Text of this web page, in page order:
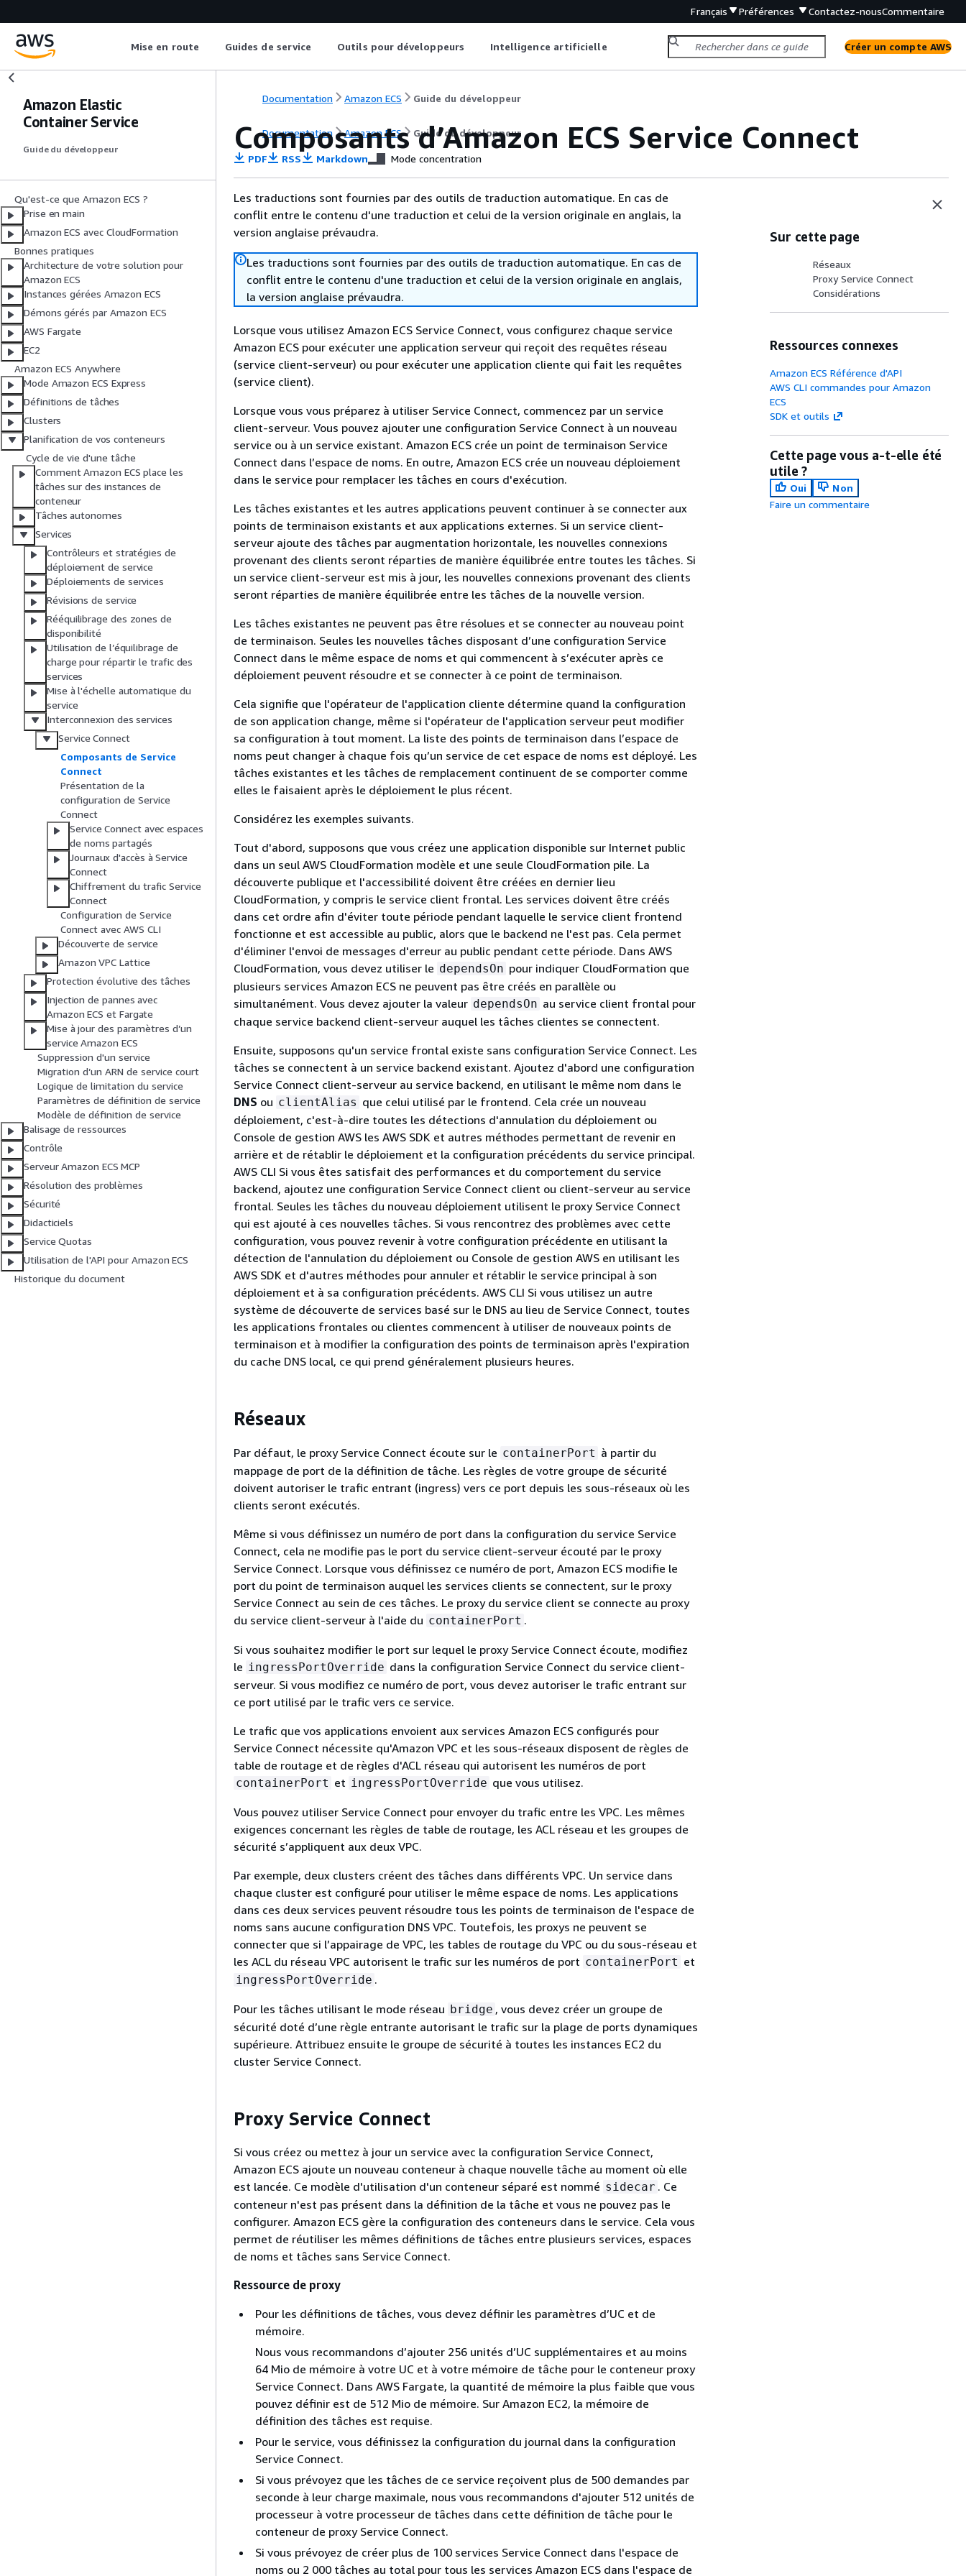
Français Préférences Contactez-nousCommentaire
Mise en route Guides de service Outils pour développeurs Intelligence artificielle Créer un compte AWS
Amazon Elastic
Container Service
Guide du développeur
Qu'est-ce que Amazon ECS ?
Prise en main
Amazon ECS avec CloudFormation
Bonnes pratiques
Architecture de votre solution pour
Amazon ECS
Instances gérées Amazon ECS
Démons gérés par Amazon ECS
AWS Fargate
EC2
Amazon ECS Anywhere
Mode Amazon ECS Express
Définitions de tâches
Clusters
Planification de vos conteneurs
Cycle de vie d'une tâche
Comment Amazon ECS place les
tâches sur des instances de
conteneur
Tâches autonomes
Services
Contrôleurs et stratégies de
déploiement de service
Déploiements de services
Révisions de service
Rééquilibrage des zones de
disponibilité
Utilisation de l’équilibrage de
charge pour répartir le trafic des
services
Mise à l'échelle automatique du
service
Interconnexion des services
Service Connect
Composants de Service
Connect
Présentation de la
configuration de Service
Connect
Service Connect avec espaces
de noms partagés
Journaux d'accès à Service
Connect
Chiffrement du trafic Service
Connect
Configuration de Service
Connect avec AWS CLI
Découverte de service
Amazon VPC Lattice
Protection évolutive des tâches
Injection de pannes avec
Amazon ECS et Fargate
Mise à jour des paramètres d’un
service Amazon ECS
Suppression d'un service
Migration d’un ARN de service court
Logique de limitation du service
Paramètres de définition de service
Modèle de définition de service
Balisage de ressources
Contrôle
Serveur Amazon ECS MCP
Résolution des problèmes
Sécurité
Didacticiels
Service Quotas
Utilisation de l'API pour Amazon ECS
Historique du document
Documentation Amazon ECS Guide du développeur
Documentation Amazon ECS Guide du développeur
Composants d’Amazon ECS Service Connect
PDF RSS Markdown Mode concentration
Les traductions sont fournies par des outils de traduction automatique. En cas de
conflit entre le contenu d'une traduction et celui de la version originale en anglais, la
version anglaise prévaudra.
Les traductions sont fournies par des outils de traduction automatique. En cas de
conflit entre le contenu d'une traduction et celui de la version originale en anglais,
la version anglaise prévaudra.
Lorsque vous utilisez Amazon ECS Service Connect, vous configurez chaque service
Amazon ECS pour exécuter une application serveur qui reçoit des requêtes réseau
(service client-serveur) ou pour exécuter une application cliente qui fait les requêtes
(service client).
Lorsque vous vous préparez à utiliser Service Connect, commencez par un service
client-serveur. Vous pouvez ajouter une configuration Service Connect à un nouveau
service ou à un service existant. Amazon ECS crée un point de terminaison Service
Connect dans l’espace de noms. En outre, Amazon ECS crée un nouveau déploiement
dans le service pour remplacer les tâches en cours d'exécution.
Les tâches existantes et les autres applications peuvent continuer à se connecter aux
points de terminaison existants et aux applications externes. Si un service client-
serveur ajoute des tâches par augmentation horizontale, les nouvelles connexions
provenant des clients seront réparties de manière équilibrée entre toutes les tâches. Si
un service client-serveur est mis à jour, les nouvelles connexions provenant des clients
seront réparties de manière équilibrée entre les tâches de la nouvelle version.
Les tâches existantes ne peuvent pas être résolues et se connecter au nouveau point
de terminaison. Seules les nouvelles tâches disposant d’une configuration Service
Connect dans le même espace de noms et qui commencent à s’exécuter après ce
déploiement peuvent résoudre et se connecter à ce point de terminaison.
Cela signifie que l'opérateur de l'application cliente détermine quand la configuration
de son application change, même si l'opérateur de l'application serveur peut modifier
sa configuration à tout moment. La liste des points de terminaison dans l’espace de
noms peut changer à chaque fois qu’un service de cet espace de noms est déployé. Les
tâches existantes et les tâches de remplacement continuent de se comporter comme
elles le faisaient après le déploiement le plus récent.
Considérez les exemples suivants.
Tout d'abord, supposons que vous créez une application disponible sur Internet public
dans un seul AWS CloudFormation modèle et une seule CloudFormation pile. La
découverte publique et l'accessibilité doivent être créées en dernier lieu
CloudFormation, y compris le service client frontal. Les services doivent être créés
dans cet ordre afin d'éviter toute période pendant laquelle le service client frontend
fonctionne et est accessible au public, alors que le backend ne l'est pas. Cela permet
d'éliminer l'envoi de messages d'erreur au public pendant cette période. Dans AWS
CloudFormation, vous devez utiliser le dependsOn pour indiquer CloudFormation que
plusieurs services Amazon ECS ne peuvent pas être créés en parallèle ou
simultanément. Vous devez ajouter la valeur dependsOn au service client frontal pour
chaque service backend client-serveur auquel les tâches clientes se connectent.
Ensuite, supposons qu'un service frontal existe sans configuration Service Connect. Les
tâches se connectent à un service backend existant. Ajoutez d'abord une configuration
Service Connect client-serveur au service backend, en utilisant le même nom dans le
DNS ou clientAlias que celui utilisé par le frontend. Cela crée un nouveau
déploiement, c'est-à-dire toutes les détections d'annulation du déploiement ou
Console de gestion AWS les AWS SDK et autres méthodes permettant de revenir en
arrière et de rétablir le déploiement et la configuration précédents du service principal.
AWS CLI Si vous êtes satisfait des performances et du comportement du service
backend, ajoutez une configuration Service Connect client ou client-serveur au service
frontal. Seules les tâches du nouveau déploiement utilisent le proxy Service Connect
qui est ajouté à ces nouvelles tâches. Si vous rencontrez des problèmes avec cette
configuration, vous pouvez revenir à votre configuration précédente en utilisant la
détection de l'annulation du déploiement ou Console de gestion AWS en utilisant les
AWS SDK et d'autres méthodes pour annuler et rétablir le service principal à son
déploiement et à sa configuration précédents. AWS CLI Si vous utilisez un autre
système de découverte de services basé sur le DNS au lieu de Service Connect, toutes
les applications frontales ou clientes commencent à utiliser de nouveaux points de
terminaison et à modifier la configuration des points de terminaison après l'expiration
du cache DNS local, ce qui prend généralement plusieurs heures.
Réseaux
Par défaut, le proxy Service Connect écoute sur le containerPort à partir du
mappage de port de la définition de tâche. Les règles de votre groupe de sécurité
doivent autoriser le trafic entrant (ingress) vers ce port depuis les sous-réseaux où les
clients seront exécutés.
Même si vous définissez un numéro de port dans la configuration du service Service
Connect, cela ne modifie pas le port du service client-serveur écouté par le proxy
Service Connect. Lorsque vous définissez ce numéro de port, Amazon ECS modifie le
port du point de terminaison auquel les services clients se connectent, sur le proxy
Service Connect au sein de ces tâches. Le proxy du service client se connecte au proxy
du service client-serveur à l'aide du containerPort .
Si vous souhaitez modifier le port sur lequel le proxy Service Connect écoute, modifiez
le ingressPortOverride dans la configuration Service Connect du service client-
serveur. Si vous modifiez ce numéro de port, vous devez autoriser le trafic entrant sur
ce port utilisé par le trafic vers ce service.
Le trafic que vos applications envoient aux services Amazon ECS configurés pour
Service Connect nécessite qu'Amazon VPC et les sous-réseaux disposent de règles de
table de routage et de règles d'ACL réseau qui autorisent les numéros de port
containerPort et ingressPortOverride que vous utilisez.
Vous pouvez utiliser Service Connect pour envoyer du trafic entre les VPC. Les mêmes
exigences concernant les règles de table de routage, les ACL réseau et les groupes de
sécurité s’appliquent aux deux VPC.
Par exemple, deux clusters créent des tâches dans différents VPC. Un service dans
chaque cluster est configuré pour utiliser le même espace de noms. Les applications
dans ces deux services peuvent résoudre tous les points de terminaison de l'espace de
noms sans aucune configuration DNS VPC. Toutefois, les proxys ne peuvent se
connecter que si l’appairage de VPC, les tables de routage du VPC ou du sous-réseau et
les ACL du réseau VPC autorisent le trafic sur les numéros de port containerPort et
ingressPortOverride .
Pour les tâches utilisant le mode réseau bridge , vous devez créer un groupe de
sécurité doté d’une règle entrante autorisant le trafic sur la plage de ports dynamiques
supérieure. Attribuez ensuite le groupe de sécurité à toutes les instances EC2 du
cluster Service Connect.
Proxy Service Connect
Si vous créez ou mettez à jour un service avec la configuration Service Connect,
Amazon ECS ajoute un nouveau conteneur à chaque nouvelle tâche au moment où elle
est lancée. Ce modèle d'utilisation d'un conteneur séparé est nommé sidecar . Ce
conteneur n'est pas présent dans la définition de la tâche et vous ne pouvez pas le
configurer. Amazon ECS gère la configuration des conteneurs dans le service. Cela vous
permet de réutiliser les mêmes définitions de tâches entre plusieurs services, espaces
de noms et tâches sans Service Connect.
Ressource de proxy
Pour les définitions de tâches, vous devez définir les paramètres d’UC et de
mémoire.
Nous vous recommandons d’ajouter 256 unités d’UC supplémentaires et au moins
64 Mio de mémoire à votre UC et à votre mémoire de tâche pour le conteneur proxy
Service Connect. Dans AWS Fargate, la quantité de mémoire la plus faible que vous
pouvez définir est de 512 Mio de mémoire. Sur Amazon EC2, la mémoire de
définition des tâches est requise.
Pour le service, vous définissez la configuration du journal dans la configuration
Service Connect.
Si vous prévoyez que les tâches de ce service reçoivent plus de 500 demandes par
seconde à leur charge maximale, nous vous recommandons d'ajouter 512 unités de
processeur à votre processeur de tâches dans cette définition de tâche pour le
conteneur de proxy Service Connect.
Si vous prévoyez de créer plus de 100 services Service Connect dans l'espace de
noms ou 2 000 tâches au total pour tous les services Amazon ECS dans l'espace de
Sur cette page
Réseaux
Proxy Service Connect
Considérations
Ressources connexes
Amazon ECS Référence d'API
AWS CLI commandes pour Amazon
ECS
SDK et outils
Cette page vous a-t-elle été
utile ?
Oui
Non
Faire un commentaire